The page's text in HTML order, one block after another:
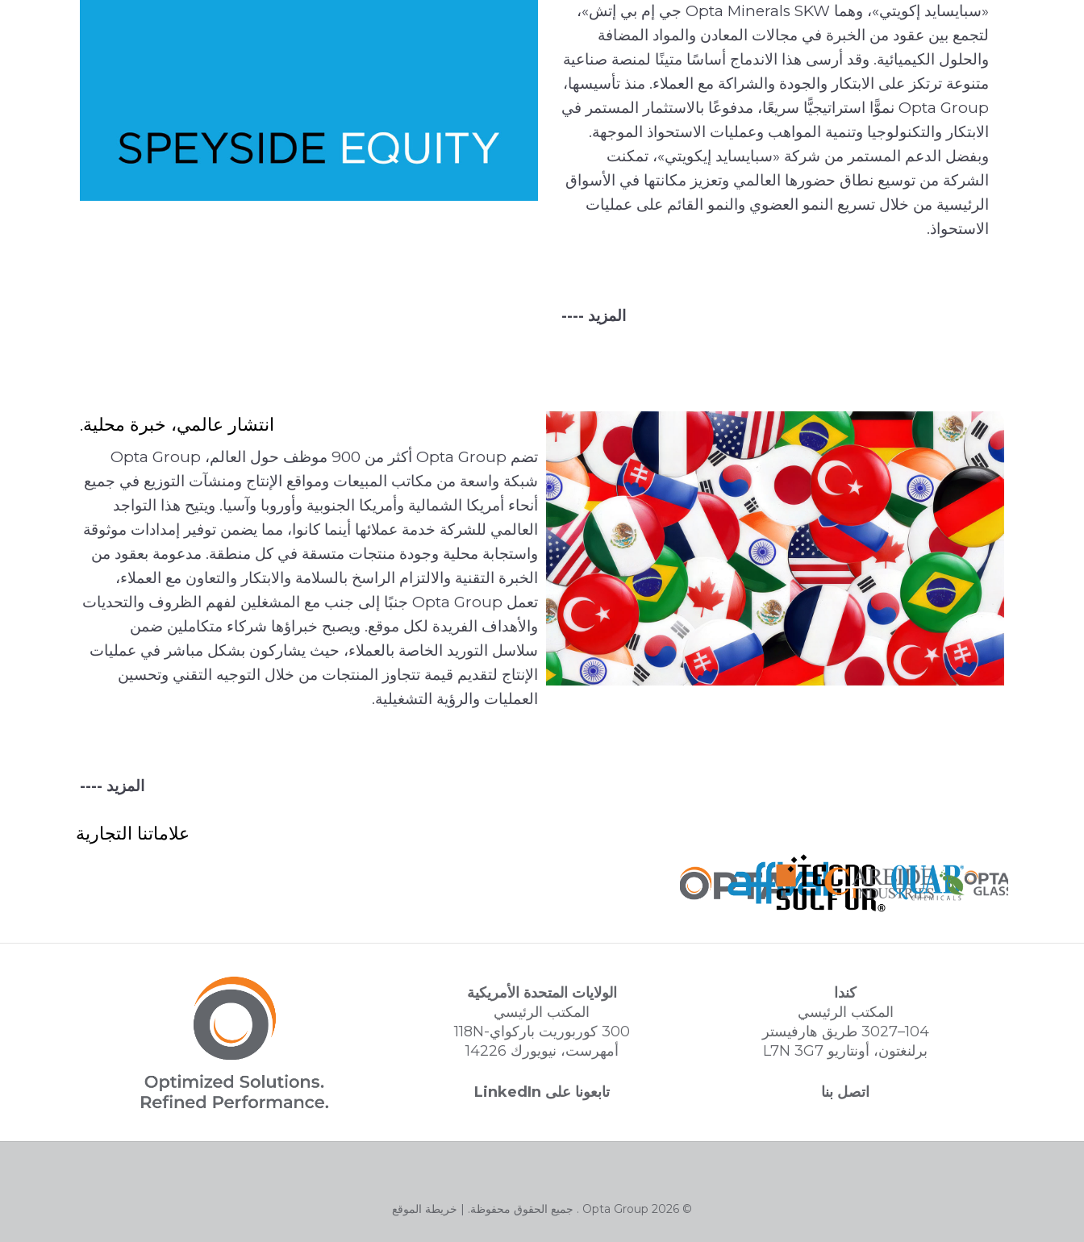
«سبايسايد إكويتي»، وهما Opta Minerals SKW جي إم بي إتش»،
لتجمع بين عقود من الخبرة في مجالات المعادن والمواد المضافة
والحلول الكيميائية. وقد أرسى هذا الاندماج أساسًا متينًا لمنصة صناعية
متنوعة ترتكز على الابتكار والجودة والشراكة مع العملاء. منذ تأسيسها،
Opta Group نموًّا استراتيجيًّا سريعًا، مدفوعًا بالاستثمار المستمر في
الابتكار والتكنولوجيا وتنمية المواهب وعمليات الاستحواذ الموجهة.
وبفضل الدعم المستمر من شركة «سبايسايد إيكويتي»، تمكنت
الشركة من توسيع نطاق حضورها العالمي وتعزيز مكانتها في الأسواق
الرئيسية من خلال تسريع النمو العضوي والنمو القائم على عمليات
الاستحواذ.
---- المزيد
انتشار عالمي، خبرة محلية.
تضم Opta Group أكثر من 900 موظف حول العالم، Opta Group
شبكة واسعة من مكاتب المبيعات ومواقع الإنتاج ومنشآت التوزيع في جميع
أنحاء أمريكا الشمالية وأمريكا الجنوبية وأوروبا وآسيا. ويتيح هذا التواجد
العالمي للشركة خدمة عملائها أينما كانوا، مما يضمن توفير إمدادات موثوقة
واستجابة محلية وجودة منتجات متسقة في كل منطقة. مدعومة بعقود من
الخبرة التقنية والالتزام الراسخ بالسلامة والابتكار والتعاون مع العملاء،
تعمل Opta Group جنبًا إلى جنب مع المشغلين لفهم الظروف والتحديات
والأهداف الفريدة لكل موقع. ويصبح خبراؤها شركاء متكاملين ضمن
سلاسل التوريد الخاصة بالعملاء، حيث يشاركون بشكل مباشر في عمليات
الإنتاج لتقديم قيمة تتجاوز المنتجات من خلال التوجيه التقني وتحسين
العمليات والرؤية التشغيلية.
---- المزيد
تتعاون مراكز البحث والتطوير الإقليمية وأقسام الهندسة Opta
Groupبشكل وثيق مع العملاء لتصميم وتحسين التركيبات المخصصة
والمزائج المتطورة والمعدات المتخصصة التي تلبي المتطلبات المعدنية
والكيميائية المحددة. ويتيح هذا التنسيق الوثيق للمجموعة تحويل التحديات
المعقدة إلى حلول مخصصة وقائمة على البيانات، مما يسهم في تحسين
الاتساق والكفاءة والأداء عبر مختلف التطبيقات الصناعية. ومن خلال الجمع
بين الخبرة العالمية والمشاركة المحلية، Opta Group شركاءها من
تحقيق نتائج أفضل في الوقت الحالي، مع بناء عمليات أقوى وأكثر أمانًا
واستدامةً للمستقبل.
علاماتنا التجارية
الولايات المتحدة الأمريكية
المكتب الرئيسي
300 كوربوريت باركواي-118N
أمهرست، نيويورك 14226
تابعونا على LinkedIn
كندا
المكتب الرئيسي
104–3027 طريق هارفيستر
برلنغتون، أونتاريو L7N 3G7
اتصل بنا
© 2026 Opta Group . جميع الحقوق محفوظة. | خريطة الموقع